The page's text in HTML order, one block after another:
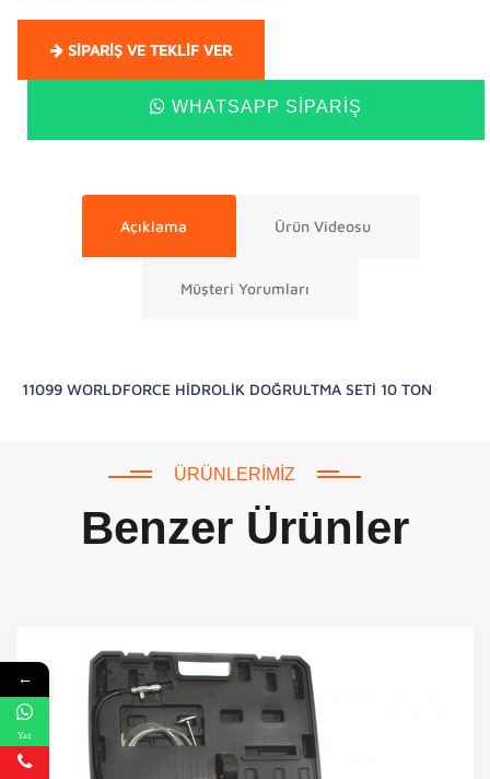
SIPARIŞ VE TEKLIF VER
WHATSAPP SIPARIŞ
Açıklama Ürün Videosu
Müşteri Yorumları
11099 WORLDFORCE HİDROLİK DOĞRULTMA SETİ 10 TON
ÜRÜNLERIMIZ
Benzer Ürünler
←
Yaz